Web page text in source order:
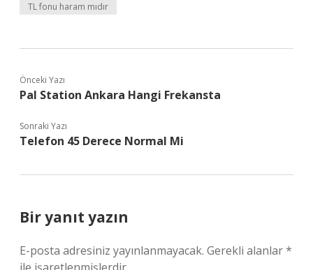
TL fonu haram mıdır
Önceki Yazı
Pal Station Ankara Hangi Frekansta
Sonraki Yazı
Telefon 45 Derece Normal Mi
Bir yanıt yazın
E-posta adresiniz yayınlanmayacak. Gerekli alanlar*